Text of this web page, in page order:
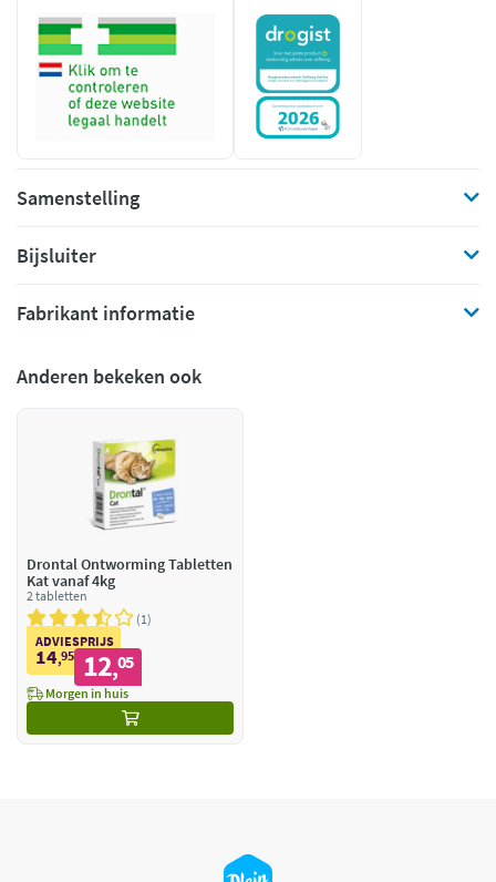
Samenstelling
Bijsluiter
Fabrikant informatie
Anderen bekeken ook
Drontal Ontworming Tabletten
Kat vanaf 4kg
2 tabletten
1
ADVIESPRIJS
14,95 12,05
Morgen in huis